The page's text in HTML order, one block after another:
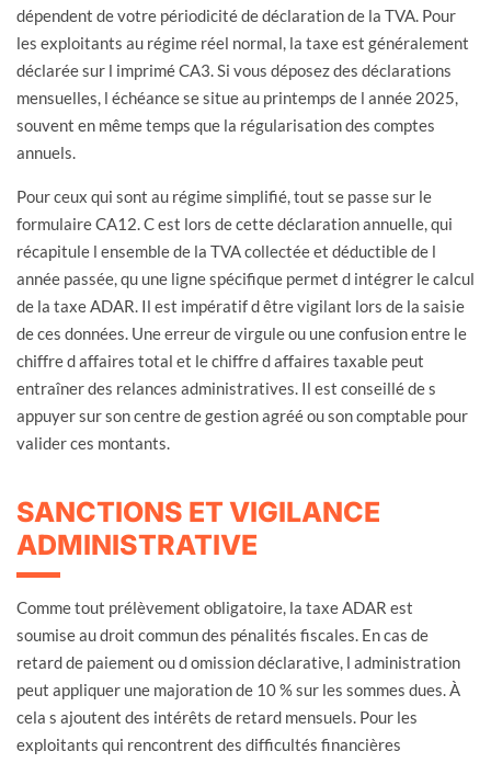
dépendent de votre périodicité de déclaration de la TVA. Pour
les exploitants au régime réel normal, la taxe est généralement
déclarée sur l imprimé CA3. Si vous déposez des déclarations
mensuelles, l échéance se situe au printemps de l année 2025,
souvent en même temps que la régularisation des comptes
annuels.
Pour ceux qui sont au régime simplifié, tout se passe sur le
formulaire CA12. C est lors de cette déclaration annuelle, qui
récapitule l ensemble de la TVA collectée et déductible de l
année passée, qu une ligne spécifique permet d intégrer le calcul
de la taxe ADAR. Il est impératif d être vigilant lors de la saisie
de ces données. Une erreur de virgule ou une confusion entre le
chiffre d affaires total et le chiffre d affaires taxable peut
entraîner des relances administratives. Il est conseillé de s
appuyer sur son centre de gestion agréé ou son comptable pour
valider ces montants.
SANCTIONS ET VIGILANCE
ADMINISTRATIVE
Comme tout prélèvement obligatoire, la taxe ADAR est
soumise au droit commun des pénalités fiscales. En cas de
retard de paiement ou d omission déclarative, l administration
peut appliquer une majoration de 10 % sur les sommes dues. À
cela s ajoutent des intérêts de retard mensuels. Pour les
exploitants qui rencontrent des difficultés financières